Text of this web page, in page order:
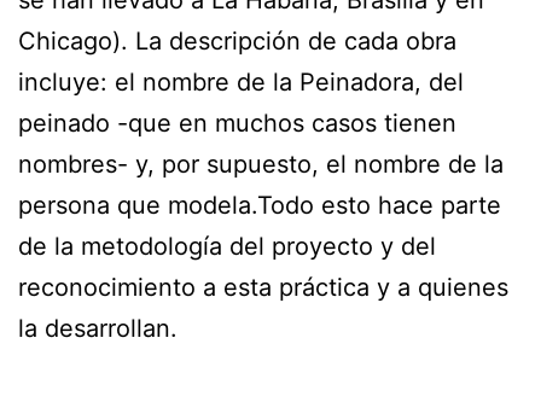
Chicago). La descripción de cada obra
incluye: el nombre de la Peinadora, del
peinado -que en muchos casos tienen
nombres- y, por supuesto, el nombre de la
persona que modela.Todo esto hace parte
de la metodología del proyecto y del
reconocimiento a esta práctica y a quienes
la desarrollan.